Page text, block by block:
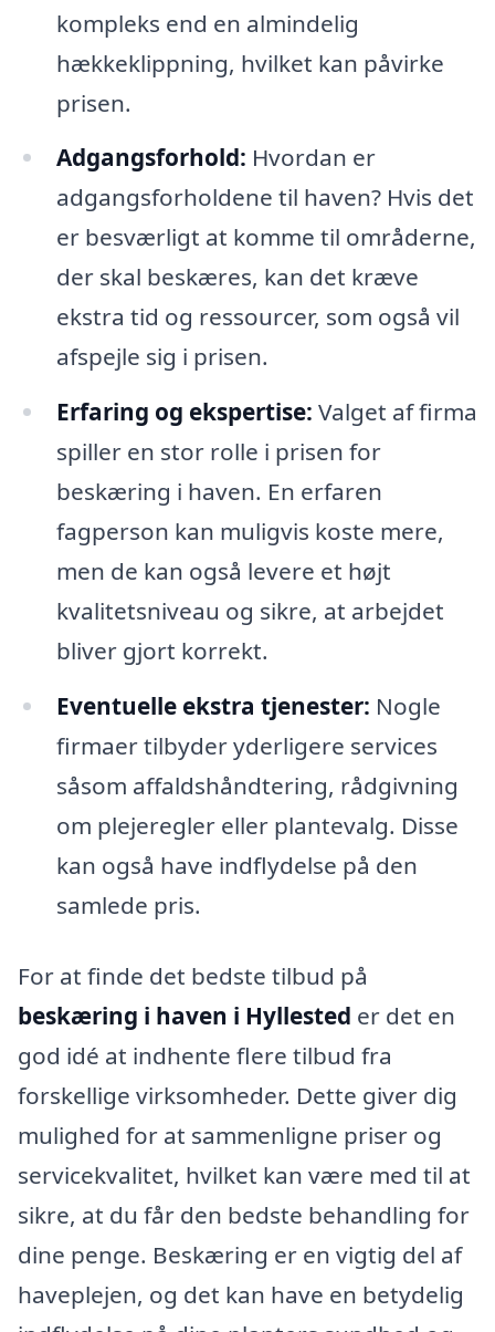
kompleks end en almindelig
hækkeklippning, hvilket kan påvirke
prisen.
Adgangsforhold: Hvordan er
adgangsforholdene til haven? Hvis det
er besværligt at komme til områderne,
der skal beskæres, kan det kræve
ekstra tid og ressourcer, som også vil
afspejle sig i prisen.
Erfaring og ekspertise: Valget af firma
spiller en stor rolle i prisen for
beskæring i haven. En erfaren
fagperson kan muligvis koste mere,
men de kan også levere et højt
kvalitetsniveau og sikre, at arbejdet
bliver gjort korrekt.
Eventuelle ekstra tjenester: Nogle
firmaer tilbyder yderligere services
såsom affaldshåndtering, rådgivning
om plejeregler eller plantevalg. Disse
kan også have indflydelse på den
samlede pris.
For at finde det bedste tilbud på
beskæring i haven i Hyllested er det en
god idé at indhente flere tilbud fra
forskellige virksomheder. Dette giver dig
mulighed for at sammenligne priser og
servicekvalitet, hvilket kan være med til at
sikre, at du får den bedste behandling for
dine penge. Beskæring er en vigtig del af
haveplejen, og det kan have en betydelig